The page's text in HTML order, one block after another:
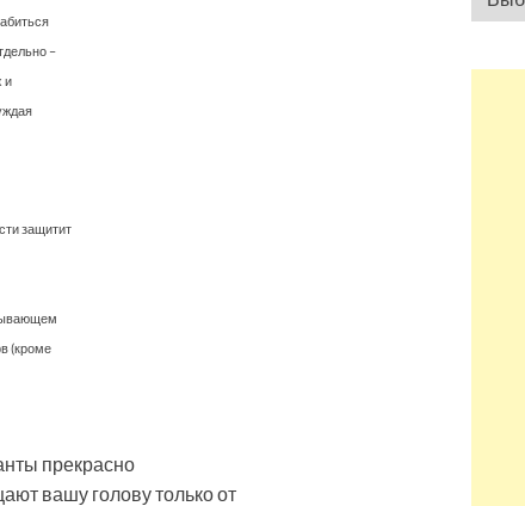
–
и
защитит
(кроме
прекрасно
вашу голову только от